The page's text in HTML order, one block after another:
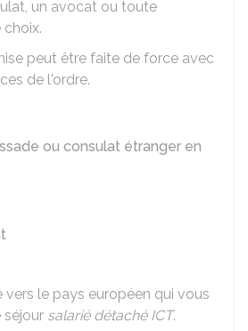
un avocat ou toute
peut être faite de force avec
de l'ordre.
ou consulat étranger en
vers le pays européen qui vous
séjour salarié détaché ICT.